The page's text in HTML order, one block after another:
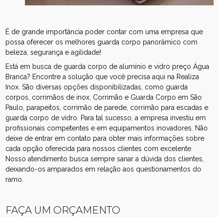
É de grande importância poder contar com uma empresa que
possa oferecer os melhores guarda corpo panorâmico com
beleza, segurança e agilidade!
Está em busca de guarda corpo de alumínio e vidro preço Água
Branca? Encontre a solução que você precisa aqui na Realiza
Inox. São diversas opções disponibilizadas, como guarda
corpos, corrimãos de inox, Corrimão e Guarda Corpo em São
Paulo, parapeitos, corrimão de parede, corrimão para escadas e
guarda corpo de vidro. Para tal sucesso, a empresa investiu em
profissionais competentes e em equipamentos inovadores. Não
deixe de entrar em contato para obter mais informações sobre
cada opção oferecida para nossos clientes com excelente.
Nosso atendimento busca sempre sanar a dúvida dos clientes,
deixando-os amparados em relação aos questionamentos do
ramo.
FAÇA UM ORÇAMENTO